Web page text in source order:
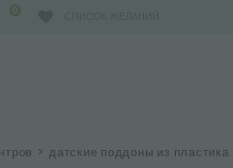
0
> датские поддоны из пластика